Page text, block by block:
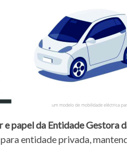
e papel da Entidade Gestora
entidade privada,